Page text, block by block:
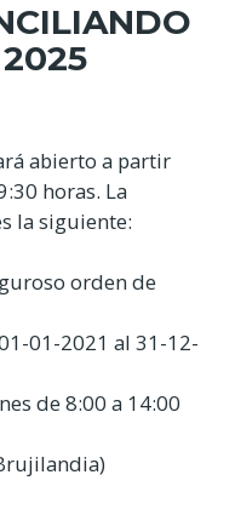
abierto a partir
horas. La
la siguiente:
orden de
01-2021 al 31-12-
de 8:00 a 14:00